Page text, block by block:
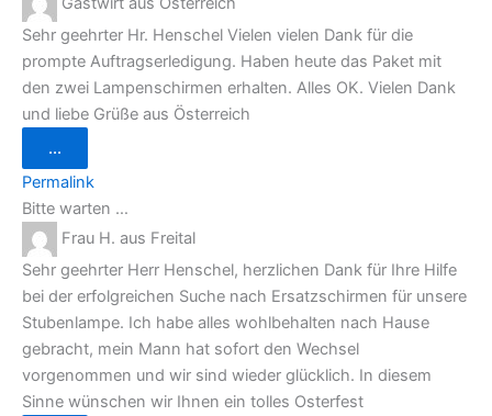
Sehr geehrter Hr. Henschel Vielen vielen Dank für die
prompte Auftragserledigung. Haben heute das Paket mit
den zwei Lampenschirmen erhalten. Alles OK. Vielen Dank
und liebe Grüße aus Österreich
...
Metabox
ein-/ausblenden.
Permalink
Bitte warten …
Frau H. aus Freital
Sehr geehrter Herr Henschel, herzlichen Dank für Ihre Hilfe
bei der erfolgreichen Suche nach Ersatzschirmen für unsere
Stubenlampe. Ich habe alles wohlbehalten nach Hause
gebracht, mein Mann hat sofort den Wechsel
vorgenommen und wir sind wieder glücklich. In diesem
Sinne wünschen wir Ihnen ein tolles Osterfest